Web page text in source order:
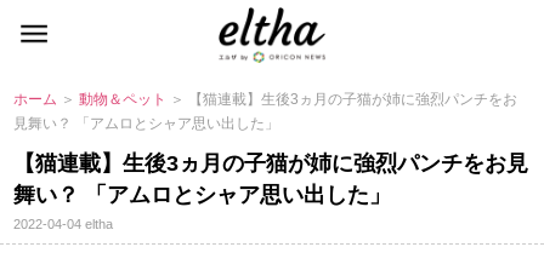
ホーム ＞動物＆ペット
＞ 【猫連載】生後3ヵ月の子猫が姉に強烈パンチをお
見舞い？ 「アムロとシャア思い出した」
【猫連載】生後3ヵ月の子猫が姉に強烈パンチをお見
舞い？ 「アムロとシャア思い出した」
2022-04-04eltha